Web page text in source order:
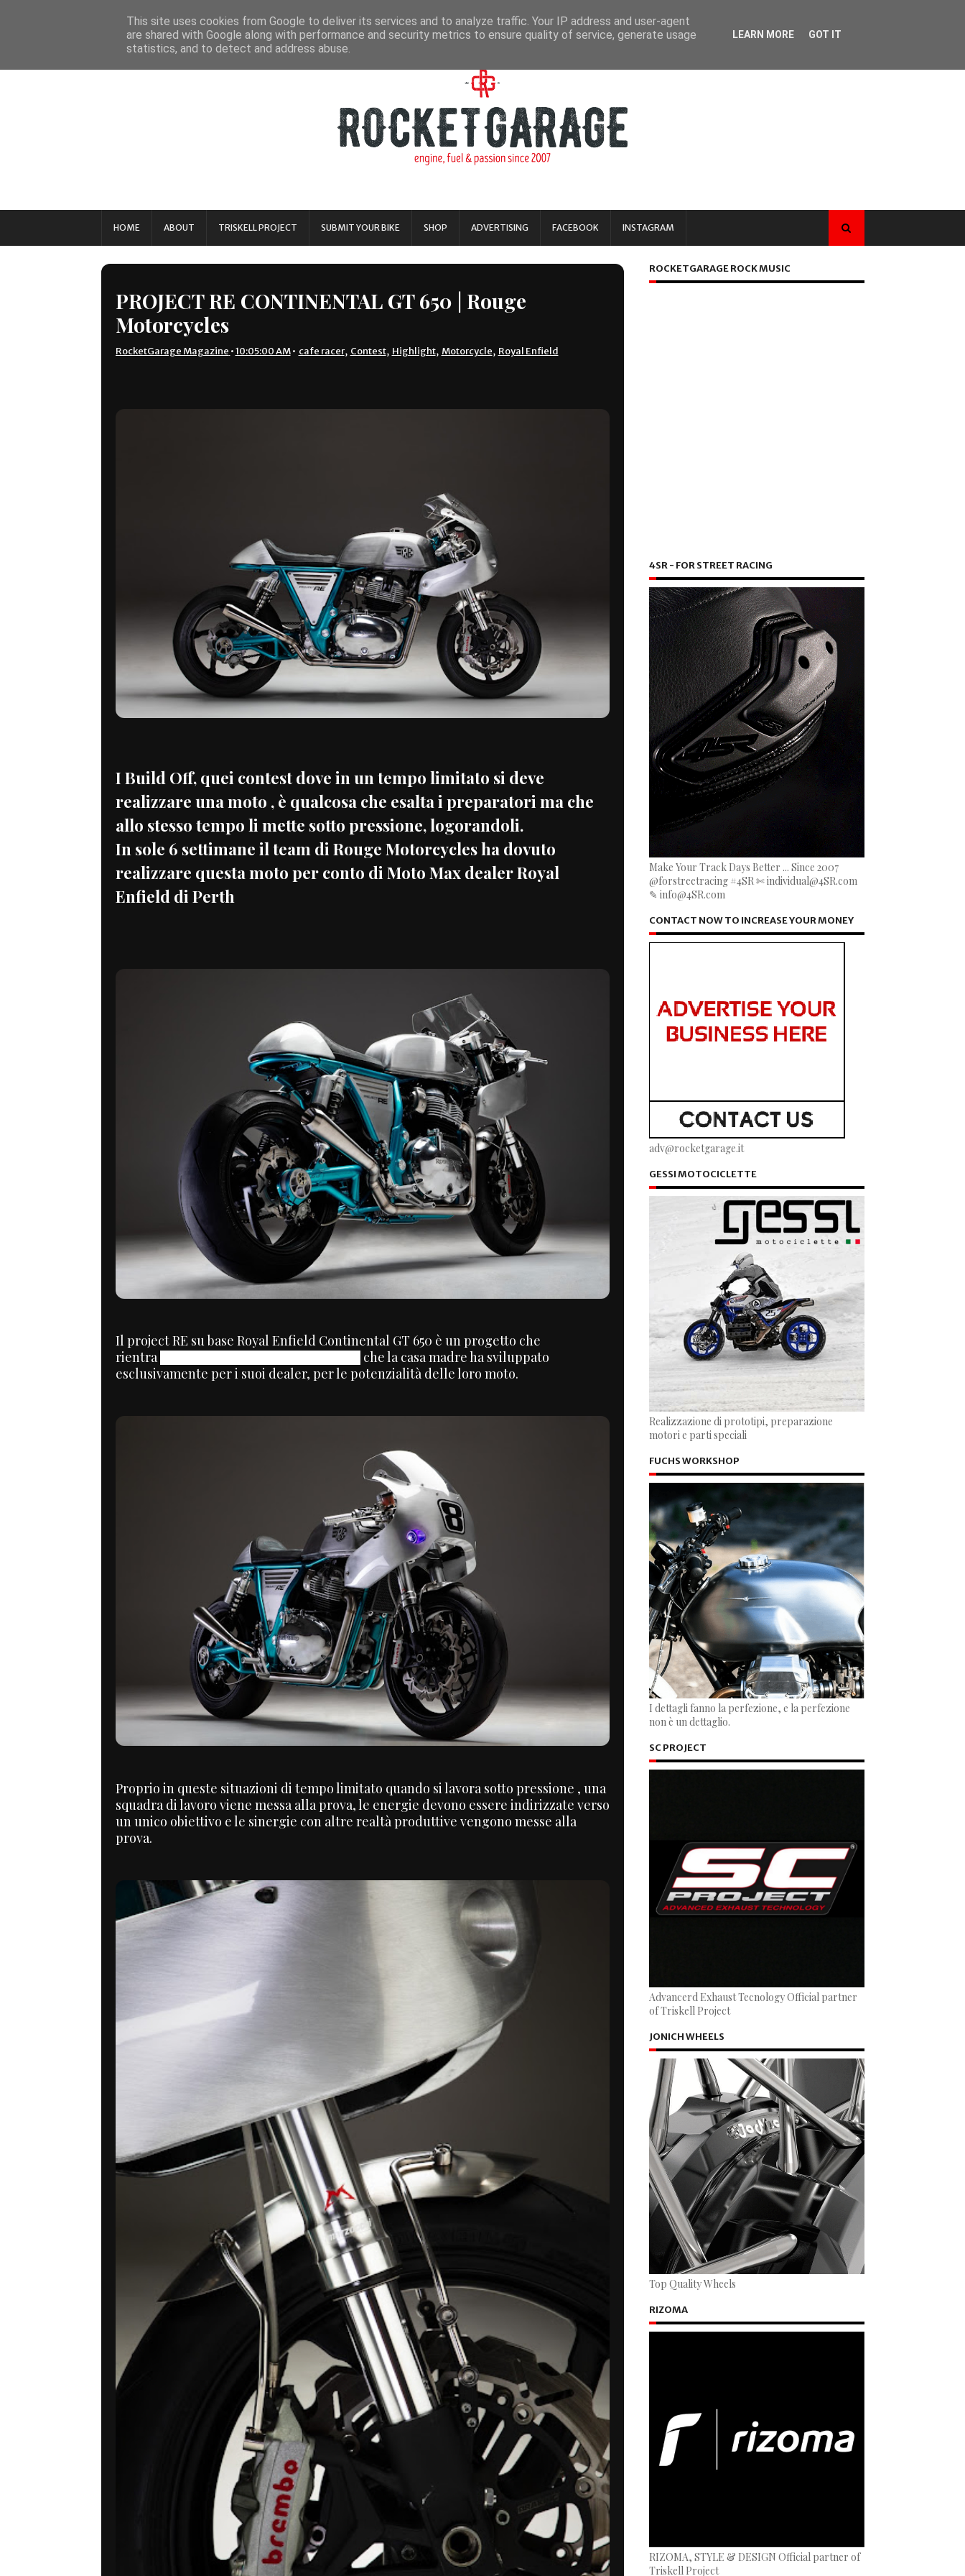
HOME ABOUT TRISKELL PROJECT SUBMIT YOUR BIKE SHOP ADVERTISING FACEBOOK INSTAGRAM
PROJECT RE CONTINENTAL GT 650 | Rouge
Motorcycles
RocketGarage Magazine •10:05:00 AM • cafe racer, Contest, Highlight, Motorcycle, Royal Enfield
I Build Off, quei contest dove in un tempo limitato si deve
realizzare una moto , è qualcosa che esalta i preparatori ma che
allo stesso tempo li mette sotto pressione, logorandoli.
In sole 6 settimane il team di Rouge Motorcycles ha dovuto
realizzare questa moto per conto di Moto Max dealer Royal
Enfield di Perth
Il project RE su base Royal Enfield Continental GT 650 è un progetto che
rientra
che la casa madre ha sviluppato
esclusivamente per i suoi dealer, per le potenzialità delle loro moto.
Proprio in queste situazioni di tempo limitato quando si lavora sotto pressione , una
squadra di lavoro viene messa alla prova, le energie devono essere indirizzate verso
un unico obiettivo e le sinergie con altre realtà produttive vengono messe alla
prova.
ROCKETGARAGE ROCK MUSIC
4SR - FOR STREET RACING
Make Your Track Days Better ... Since 2007
@forstreetracing #4SR ✄ individual@4SR.com
✎ info@4SR.com
CONTACT NOW TO INCREASE YOUR MONEY
adv@rocketgarage.it
GESSI MOTOCICLETTE
Realizzazione di prototipi, preparazione
motori e parti speciali
FUCHS WORKSHOP
I dettagli fanno la perfezione, e la perfezione
non è un dettaglio.
SC PROJECT
Advancerd Exhaust Tecnology Official partner
of Triskell Project
JONICH WHEELS
Top Quality Wheels
RIZOMA
RIZOMA, STYLE & DESIGN Official partner of
Triskell Project
This site uses cookies from Google to deliver its services and to analyze traffic. Your IP address and user-agent
are shared with Google along with performance and security metrics to ensure quality of service, generate usage
statistics, and to detect and address abuse.
LEARN MORE GOT IT